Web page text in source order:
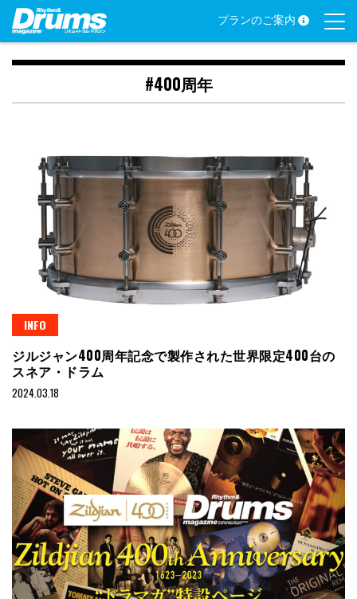
Skip
content
プランのご案内
#400周年
INFO
ジルジャン400周年記念で製作された世界限定400台の
スネア・ドラム
2024.03.18